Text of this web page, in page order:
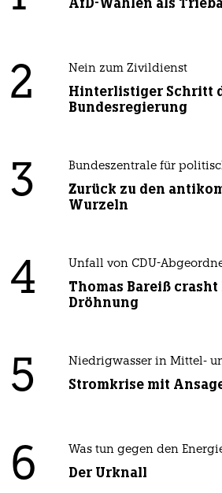
2 Nein zum Zivildienst
Hinterlistiger Schritt
Bundesregierung
3 Bundeszentrale für
Zurück zu den
Wurzeln
4 Unfall von CDU-
Thomas Bareiß
Dröhnung
5 Niedrigwasser in Mittel-
Stromkrise mit
6 Was tun gegen den
Der Urknall